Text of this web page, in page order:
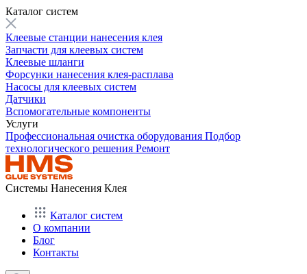
Каталог систем
Клеевые станции нанесения клея
Запчасти для клеевых систем
Клеевые шланги
Форсунки нанесения клея-расплава
Насосы для клеевых систем
Датчики
Вспомогательные компоненты
Услуги
Профессиональная очистка оборудования Подбор
технологического решения Ремонт
Системы Нанесения Клея
Каталог систем
О компании
Блог
Контакты